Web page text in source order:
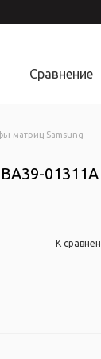
Сравнение
матриц Samsung
01311A
К